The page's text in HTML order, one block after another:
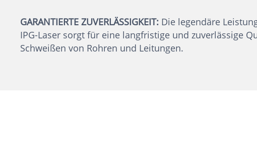
GARANTIERTE ZUVERLÄSSIGKEIT: Die legendäre
IPG-Laser sorgt für eine langfristige und zuverlässige
Schweißen von Rohren und Leitungen.